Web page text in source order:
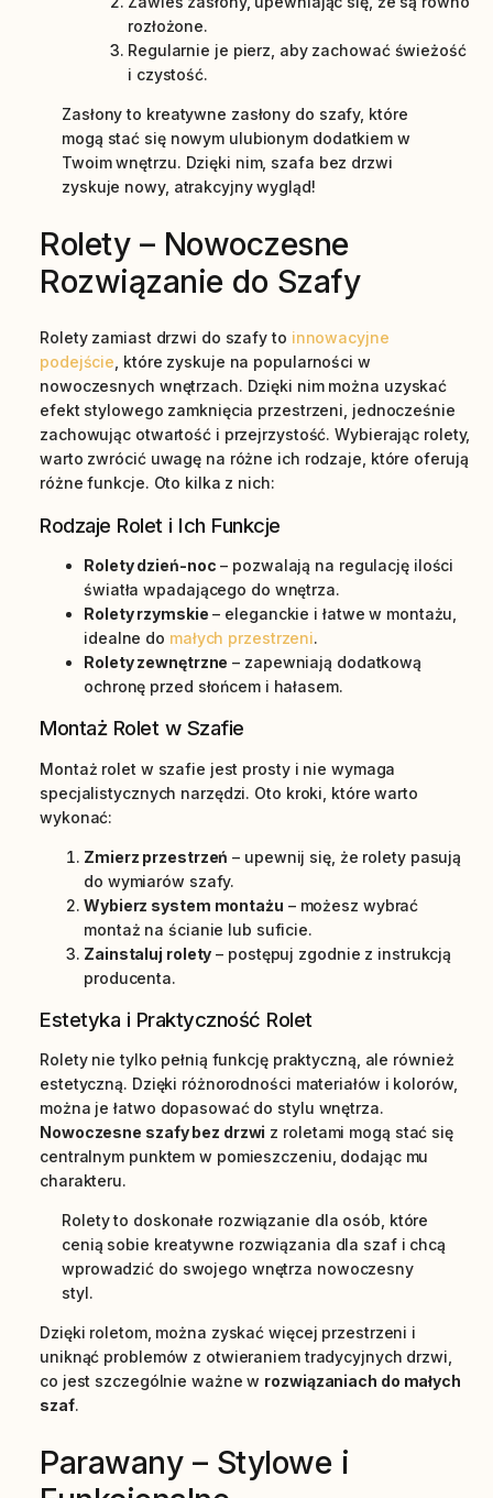
rozłożone.
Regularnie je pierz, aby zachować świeżość
i czystość.
Zasłony to kreatywne zasłony do szafy, które
mogą stać się nowym ulubionym dodatkiem w
Twoim wnętrzu. Dzięki nim, szafa bez drzwi
zyskuje nowy, atrakcyjny wygląd!
Rolety – Nowoczesne
Rozwiązanie do Szafy
Rolety zamiast drzwi do szafy to innowacyjne
podejście , które zyskuje na popularności w
nowoczesnych wnętrzach. Dzięki nim można uzyskać
efekt stylowego zamknięcia przestrzeni, jednocześnie
zachowując otwartość i przejrzystość. Wybierając rolety,
warto zwrócić uwagę na różne ich rodzaje, które oferują
różne funkcje. Oto kilka z nich:
Rodzaje Rolet i Ich Funkcje
Rolety dzień-noc – pozwalają na regulację ilości
światła wpadającego do wnętrza.
Rolety rzymskie – eleganckie i łatwe w montażu,
idealne do małych przestrzeni.
Rolety zewnętrzne – zapewniają dodatkową
ochronę przed słońcem i hałasem.
Montaż Rolet w Szafie
Montaż rolet w szafie jest prosty i nie wymaga
specjalistycznych narzędzi. Oto kroki, które warto
wykonać:
Zmierz przestrzeń – upewnij się, że rolety pasują
do wymiarów szafy.
Wybierz system montażu – możesz wybrać
montaż na ścianie lub suficie.
Zainstaluj rolety – postępuj zgodnie z instrukcją
producenta.
Estetyka i Praktyczność Rolet
Rolety nie tylko pełnią funkcję praktyczną, ale również
estetyczną. Dzięki różnorodności materiałów i kolorów,
można je łatwo dopasować do stylu wnętrza.
Nowoczesne szafy bez drzwi z roletami mogą stać się
centralnym punktem w pomieszczeniu, dodając mu
charakteru.
Rolety to doskonałe rozwiązanie dla osób, które
cenią sobie kreatywne rozwiązania dla szaf i chcą
wprowadzić do swojego wnętrza nowoczesny
styl.
Dzięki roletom, można zyskać więcej przestrzeni i
uniknąć problemów z otwieraniem tradycyjnych drzwi,
co jest szczególnie ważne w rozwiązaniach do małych
szaf.
Parawany – Stylowe i